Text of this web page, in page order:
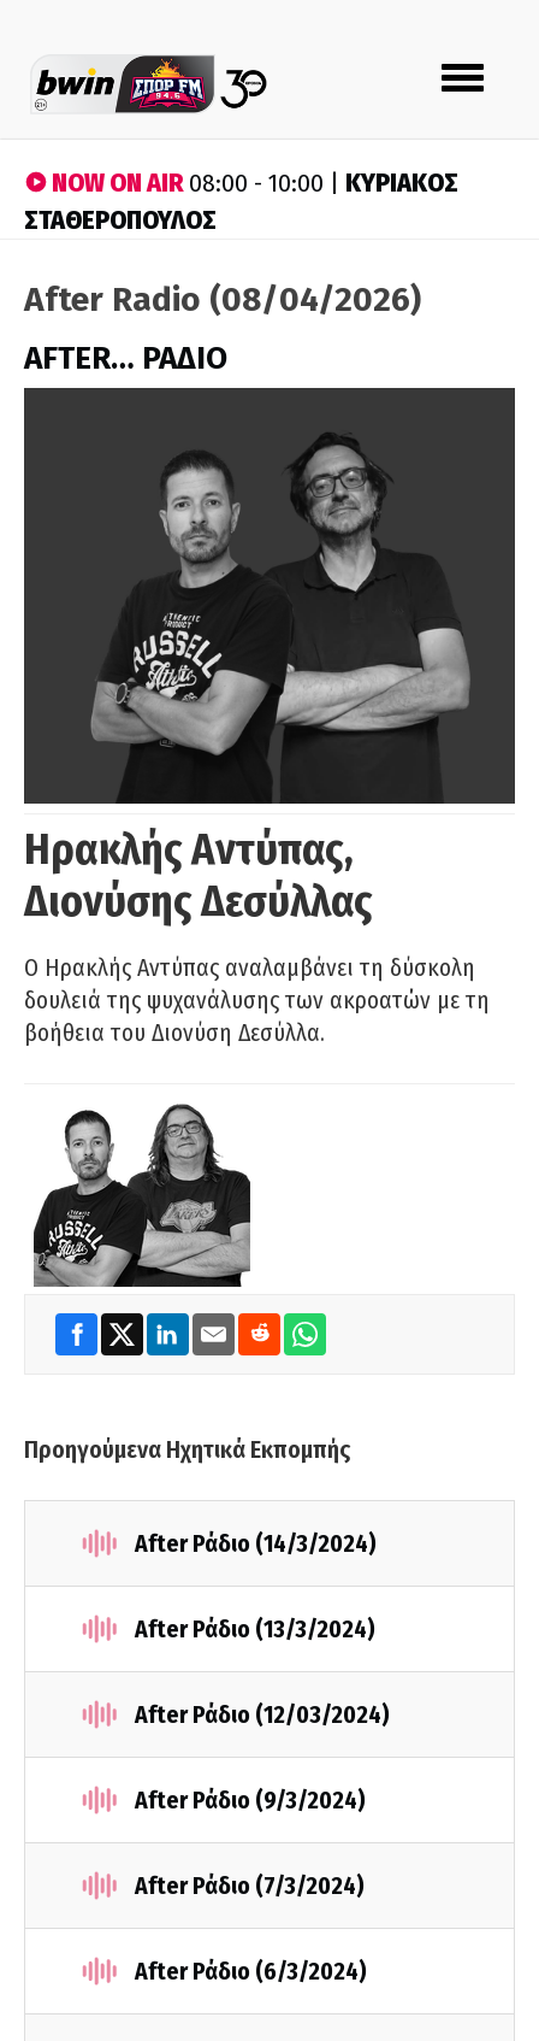
Toggle
navigation
NOW ON AIR08:00 - 10:00 | ΚΥΡΙΑΚΟΣ
ΣΤΑΘΕΡΟΠΟΥΛΟΣ
After Radio (08/04/2026)
AFTER… ΡΑΔΙΟ
Ηρακλής Αντύπας,
Διονύσης Δεσύλλας
Ο Ηρακλής Αντύπας αναλαμβάνει τη δύσκολη
δουλειά της ψυχανάλυσης των ακροατών με τη
βοήθεια του Διονύση Δεσύλλα.
Προηγούμενα Ηχητικά Εκπομπής
After Ράδιο (14/3/2024)
After Ράδιο (13/3/2024)
After Ράδιο (12/03/2024)
After Ράδιο (9/3/2024)
After Ράδιο (7/3/2024)
After Ράδιο (6/3/2024)